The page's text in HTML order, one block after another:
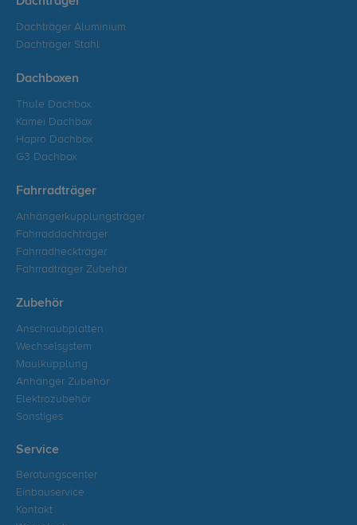
Dachträger Aluminium
Dachträger Stahl
Dachboxen
Thule Dachbox
Kamei Dachbox
Hapro Dachbox
G3 Dachbox
Fahrradträger
Anhängerkupplungsträger
Fahrraddachträger
Fahrradheckträger
Fahrradträger Zubehör
Zubehör
Anschraubplatten
Wechselsystem
Maulkupplung
Anhänger Zubehör
Elektrozubehör
Sonstiges
Service
Beratungscenter
Einbauservice
Kontakt